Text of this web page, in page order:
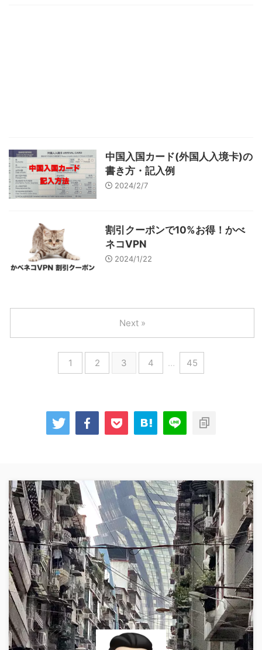
中国入国カード(外国人入境卡)の
書き方・記入例
2024/2/7
割引クーポンで10%お得！かべ
ネコVPN
2024/1/22
1 2 3 4 … 45
Next »